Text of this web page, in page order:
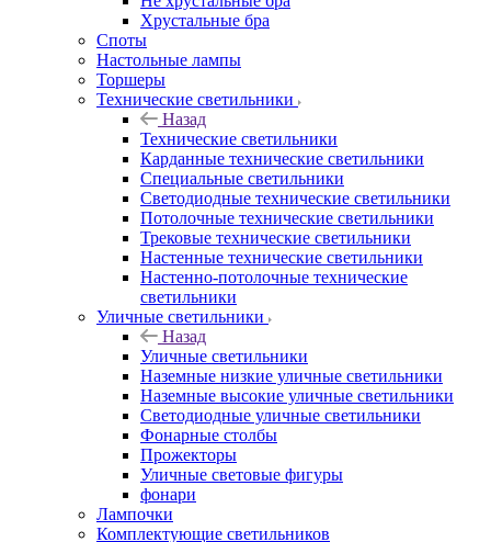
Хрустальные бра
Споты
Настольные лампы
Торшеры
Технические светильники
Назад
Технические светильники
Карданные технические светильники
Специальные светильники
Светодиодные технические светильники
Потолочные технические светильники
Трековые технические светильники
Настенные технические светильники
Настенно-потолочные технические
светильники
Уличные светильники
Назад
Уличные светильники
Наземные низкие уличные светильники
Наземные высокие уличные светильники
Светодиодные уличные светильники
Фонарные столбы
Прожекторы
Уличные световые фигуры
фонари
Лампочки
Комплектующие светильников